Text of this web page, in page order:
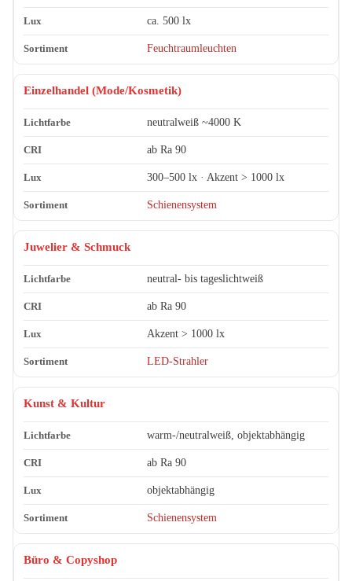
ca. 500 lx
Feuchtraumleuchten
Einzelhandel (Mode/Kosmetik)
neutralweiß ~4000 K
ab Ra 90
300–500 lx · Akzent > 1000 lx
Schienensystem
Juwelier & Schmuck
neutral- bis tageslichtweiß
ab Ra 90
Akzent > 1000 lx
LED-Strahler
Kunst & Kultur
warm-/neutralweiß, objektabhängig
ab Ra 90
objektabhängig
Schienensystem
Büro & Copyshop